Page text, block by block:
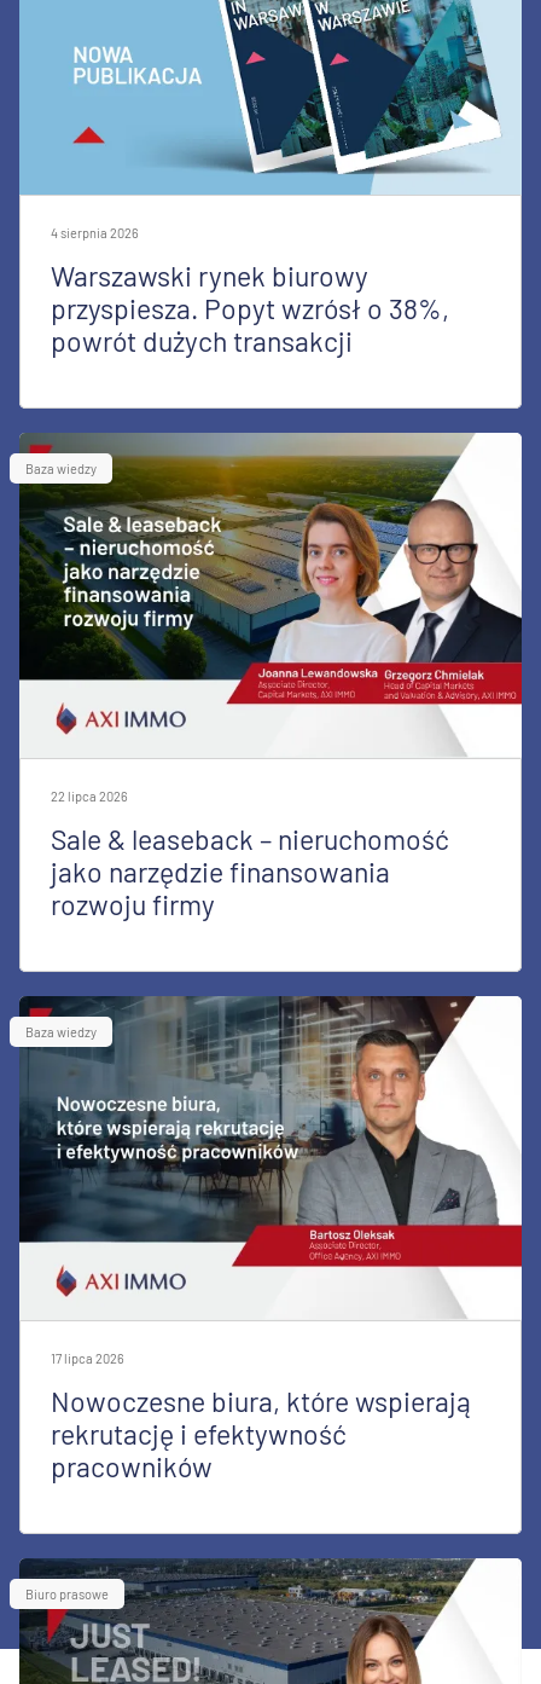
4 sierpnia 2026
Warszawski rynek biurowy
przyspiesza. Popyt wzrósł o 38%,
powrót dużych transakcji
Baza wiedzy
22 lipca 2026
Sale & leaseback – nieruchomość
jako narzędzie finansowania
rozwoju firmy
Baza wiedzy
17 lipca 2026
Nowoczesne biura, które wspierają
rekrutację i efektywność
pracowników
Biuro prasowe